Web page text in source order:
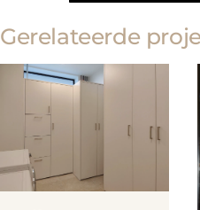
Gerelateerde